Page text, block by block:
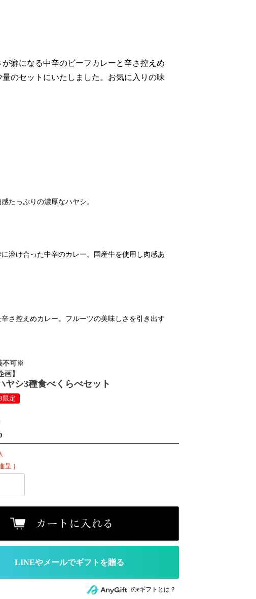
癖になる中辛のビーフカレーと辛さ控えめ
のセットにいたしました。お気に入りの味
たっぷりの濃厚なハヤシ。
溶け合った中辛のカレー。国産牛を使用し肉感あ
さ控えめカレー。フルーツの美味しさを引き出す
不可※
画】
ヤシ3種食べくらべセット
限定
呈 ]
カートに入れる
のeギフトとは？